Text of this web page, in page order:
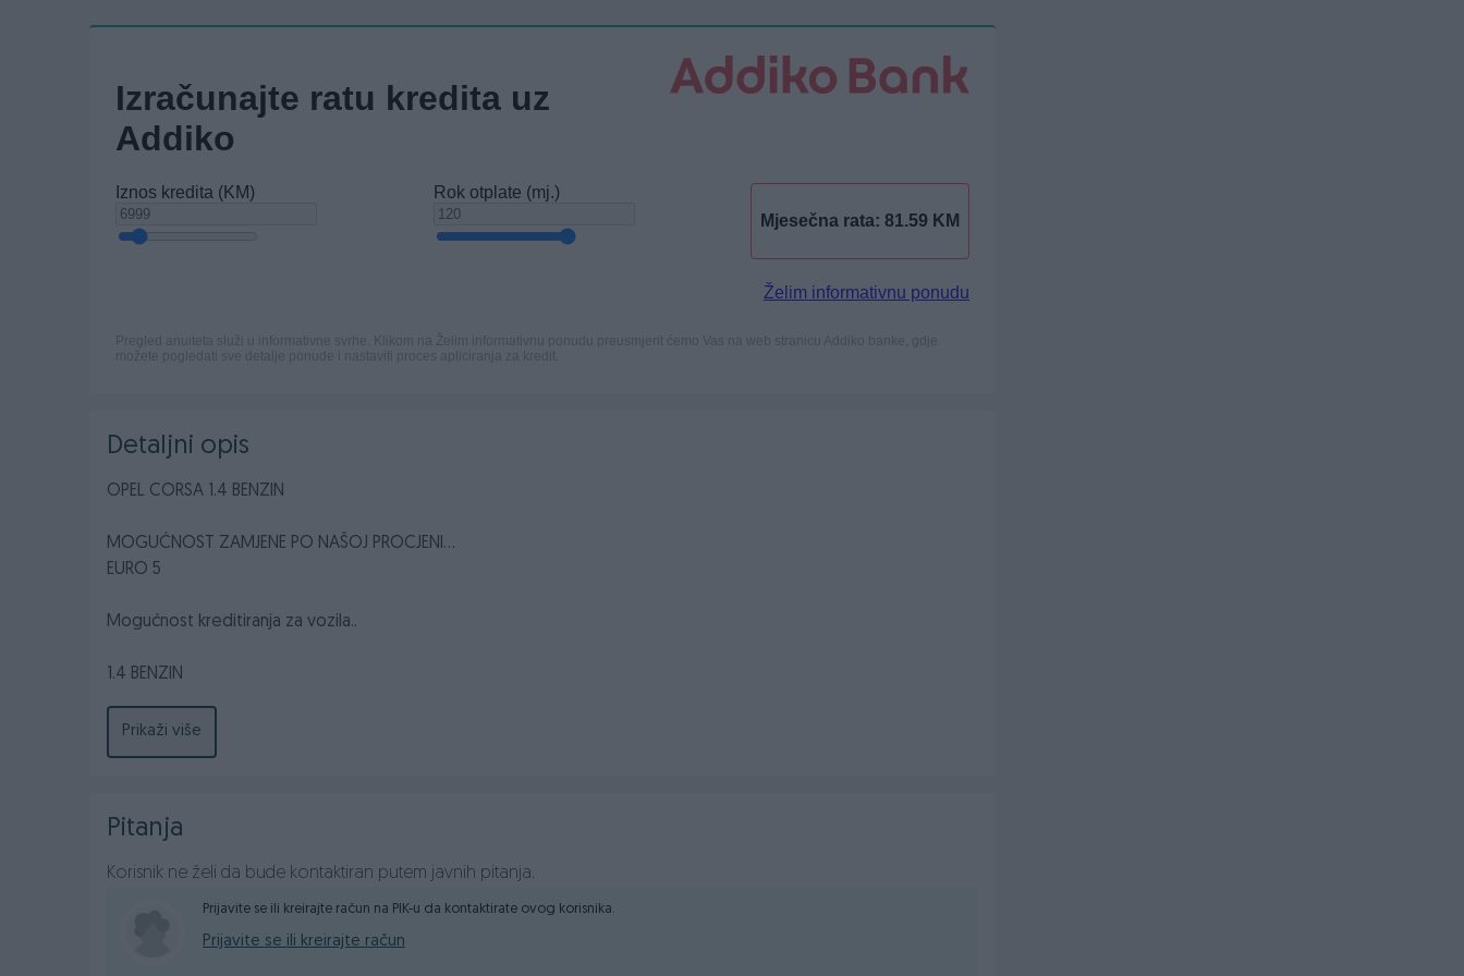
Detaljni opis
OPEL CORSA 1.4 BENZIN
MOGUĆNOST ZAMJENE PO NAŠOJ PROCJENI...
EURO 5
Mogućnost kreditiranja za vozila..
1.4 BENZIN
64 KW- 87 KS
Prešao 176000
Centralno daljinsko otključavanje/zaključavanje
El podizači stakala
CD-MP3, AUX,
Prikaži više
Pitanja
Korisnik ne želi da bude kontaktiran putem javnih pitanja.
Prijavite se ili kreirajte račun na PIK-u da kontaktirate ovog korisnika.
Prijavite se ili kreirajte račun